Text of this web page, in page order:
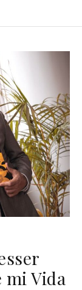
mi Vida